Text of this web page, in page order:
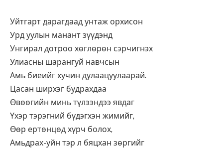
Уйтгарт дарагдаад унтаж орхисон
Урд уулын манант зүүдэнд
Унгирал дотроо хөглөрөн сэрчигнэх
Улиасны шарангуй навчсын
Амь биеийг хучин дулаацуулаарай.
Цасан ширхэг будрахдаа
Өвөөгийн минь түлээндээ явдаг
Үхэр тэрэгний бүдэгхэн жимийг,
Өөр ертөнцөд хүрч болох,
Амьдрах-уйн тэр л бяцхан зөргийг